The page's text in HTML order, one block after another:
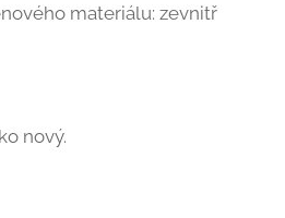
materiálu: zevnitř
nový.